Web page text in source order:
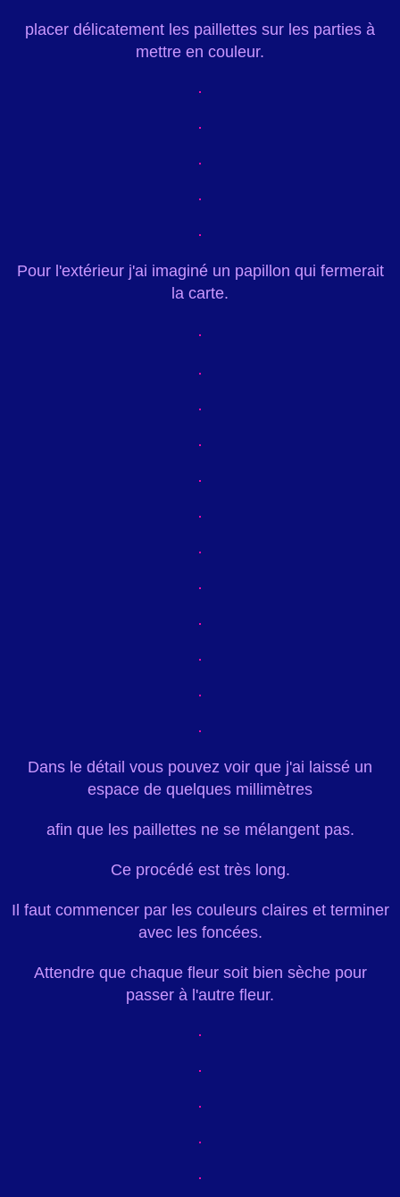
placer délicatement les paillettes sur les parties à
mettre en couleur.
Pour l'extérieur j'ai imaginé un papillon qui fermerait
la carte.
Dans le détail vous pouvez voir que j'ai laissé un
espace de quelques millimètres
afin que les paillettes ne se mélangent pas.
Ce procédé est très long.
Il faut commencer par les couleurs claires et terminer
avec les foncées.
Attendre que chaque fleur soit bien sèche pour
passer à l'autre fleur.